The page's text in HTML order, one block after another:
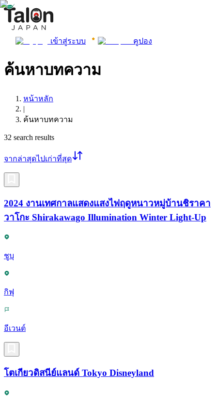
เข้าสู่ระบบ คูปอง
ค้นหาบทความ
หน้าหลัก
|
ค้นหาบทความ
32 search results
จากล่าสุดไปเก่าที่สุด
2024 งานเทศกาลแสดงแสงไฟฤดูหนาวหมู่บ้านชิราคา
วาโกะ Shirakawago Illumination Winter Light-Up
ชูบุ
กิฟุ
อีเวนต์
โตเกียวดิสนีย์แลนด์ Tokyo Disneyland